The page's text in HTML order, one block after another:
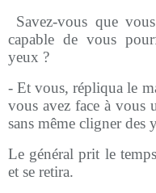
Savez-vous que
capable de vous
yeux ?
- Et vous, répliqua le
vous avez face à vous
sans même cligner des
Le général prit le
et se retira.